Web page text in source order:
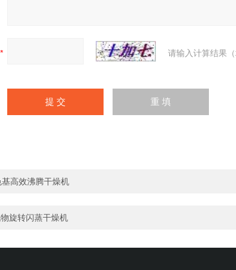
请输入计算结果
高效沸腾干燥机
旋转闪蒸干燥机